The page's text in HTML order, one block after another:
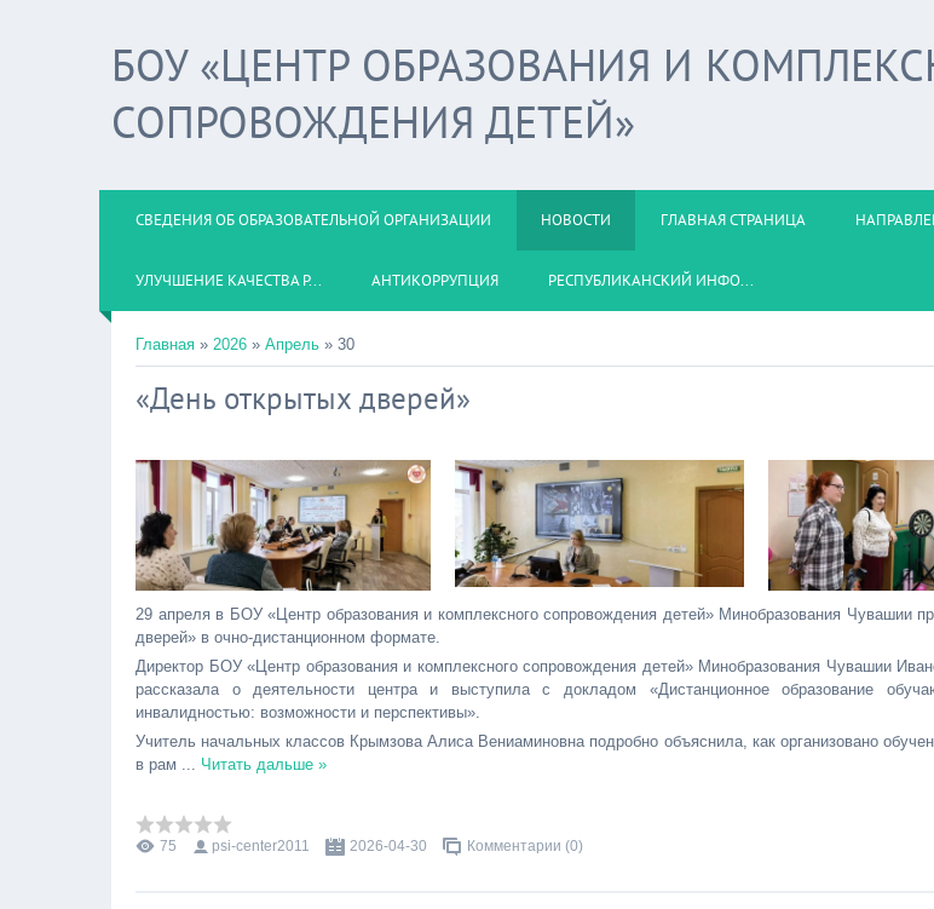
БОУ «ЦЕНТР ОБРАЗОВАНИЯ И
СОПРОВОЖДЕНИЯ ДЕТЕЙ»
СВЕДЕНИЯ ОБ ОБРАЗОВАТЕЛЬНОЙ ОРГАНИЗАЦИИ НОВОСТИ ГЛАВНАЯ СТРАНИЦА
УЛУЧШЕНИЕ КАЧЕСТВА Р... АНТИКОРРУПЦИЯ РЕСПУБЛИКАНСКИЙ ИНФО...
Главная » 2026 » Апрель » 30
«День открытых дверей»
29 апреля в БОУ «Центр образования и комплексного сопровождения детей» Минобразования Чувашии
дверей» в очно-дистанционном формате.
Директор БОУ «Центр образования и комплексного сопровождения детей» Минобразования Чувашии
рассказала о деятельности центра и выступила с докладом «Дистанционное образование
инвалидностью: возможности и перспективы».
Учитель начальных классов Крымзова Алиса Вениаминовна подробно объяснила, как организовано
в рам
Читать дальше »
75 psi-center2011 2026-04-30 Комментарии (0)